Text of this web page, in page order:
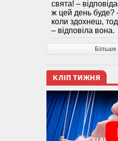
свята! –
ж цей день буде?
коли здохнеш,
– відповіла вона.
Більше
КЛІП ТИЖНЯ